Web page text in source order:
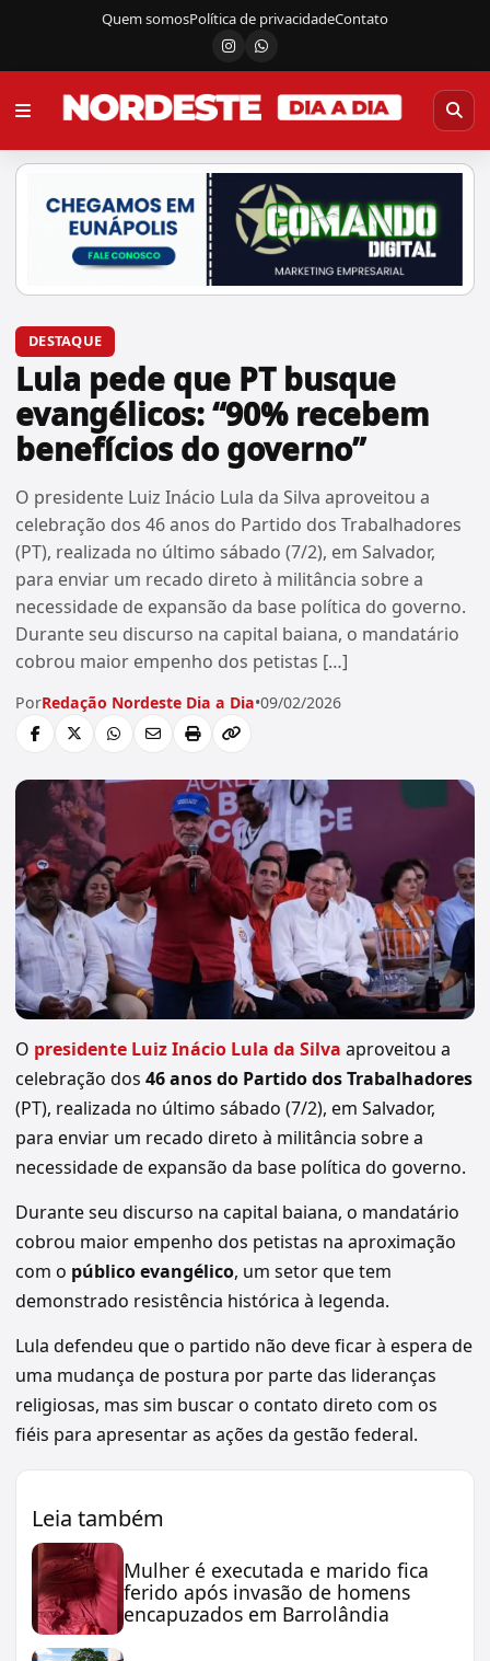
Quem somosPolítica de privacidadeContato
InstagramCanal do WhatsApp
DESTAQUE
Lula pede que PT busque
evangélicos: “90% recebem
benefícios do governo”
O presidente Luiz Inácio Lula da Silva aproveitou a
celebração dos 46 anos do Partido dos Trabalhadores
(PT), realizada no último sábado (7/2), em Salvador,
para enviar um recado direto à militância sobre a
necessidade de expansão da base política do governo.
Durante seu discurso na capital baiana, o mandatário
cobrou maior empenho dos petistas […]
PorRedação Nordeste Dia a Dia•09/02/2026
O presidente Luiz Inácio Lula da Silva aproveitou a
celebração dos 46 anos do Partido dos Trabalhadores
(PT), realizada no último sábado (7/2), em Salvador,
para enviar um recado direto à militância sobre a
necessidade de expansão da base política do governo.
Durante seu discurso na capital baiana, o mandatário
cobrou maior empenho dos petistas na aproximação
com o público evangélico, um setor que tem
demonstrado resistência histórica à legenda.
Lula defendeu que o partido não deve ficar à espera de
uma mudança de postura por parte das lideranças
religiosas, mas sim buscar o contato direto com os
fiéis para apresentar as ações da gestão federal.
Leia também
Mulher é executada e marido fica
ferido após invasão de homens
encapuzados em Barrolândia